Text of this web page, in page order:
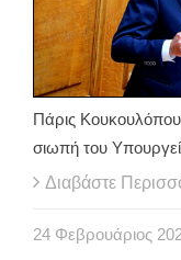
Πάρις
σιωπή του
Διαβάστε
24 Φεβρουάριος